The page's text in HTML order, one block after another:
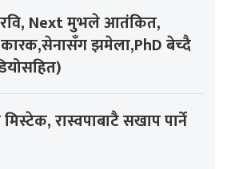
रवि, Next मुभले आतंकित,
कारक,सेनासँग झमेला,PhD बेच्दै
रास्वपाबाटै सखाप पार्ने